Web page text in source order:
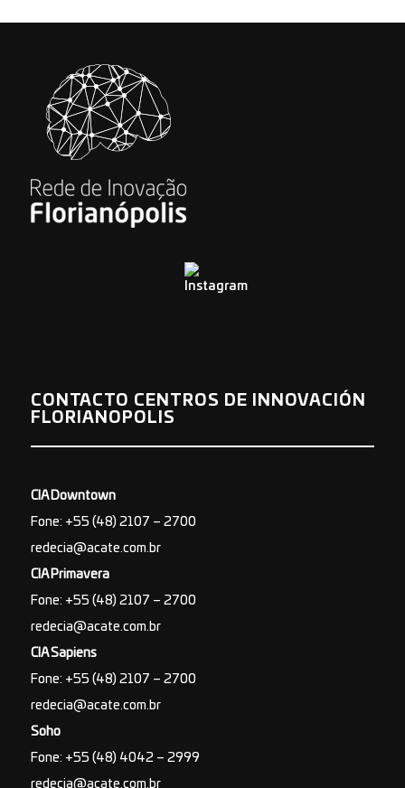
CONTACTO CENTROS DE INNOVACIÓN
FLORIANOPOLIS
CIA Downtown
Fone: +55 (48) 2107 – 2700
redecia@acate.com.br
CIA Primavera
Fone: +55 (48) 2107 – 2700
redecia@acate.com.br
CIA Sapiens
Fone: +55 (48) 2107 – 2700
redecia@acate.com.br
Soho
Fone: +55 (48) 4042 – 2999
redecia@acate.com.br